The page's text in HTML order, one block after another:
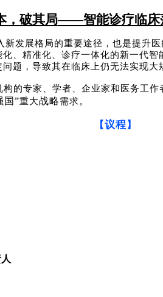
，破其局——智能诊疗临床
发展格局的重要途径，也是提升
、精准化、诊疗一体化的新一代
题，导致其在临床上仍无法实现大
的专家、学者、企业家和医务工
国”重大战略需求。
【议程 】